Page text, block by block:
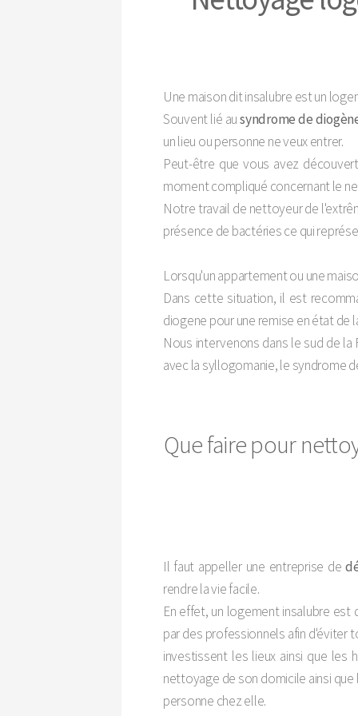
Une maison dit insalubre est un
Souvent lié ausyndrome de
un lieu ou personne ne veux entrer.
Peut-être que vous avez
moment compliqué concernant le
Notre travail de nettoyeur de
présence de bactéries ce qui
Lorsqu'un appartement ou une
Dans cette situation, il est
diogene pour une remise en état de
Nous intervenons dans le sud de
avec la syllogomanie, le syndrome
Que faire pour
Il faut appeller une entreprise de
rendre la vie facile.
En effet, un logement insalubre est
par des professionnels afin d'éviter
investissent les lieux ainsi que
nettoyage de son domicile ainsi
personne chez elle.